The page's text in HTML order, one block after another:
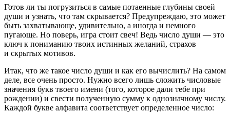
Готов ли ты погрузиться в самые потаенные глубины своей
души и узнать, что там скрывается? Предупреждаю, это может
быть захватывающе, удивительно, а иногда и немного
пугающе. Но поверь, игра стоит свеч! Ведь число души — это
ключ к пониманию твоих истинных желаний, страхов
и скрытых мотивов.
Итак, что же такое число души и как его вычислить? На самом
деле, все очень просто. Нужно всего лишь сложить числовые
значения букв твоего имени (того, которое дали тебе при
рождении) и свести полученную сумму к однозначному числу.
Каждой букве алфавита соответствует определенное число: